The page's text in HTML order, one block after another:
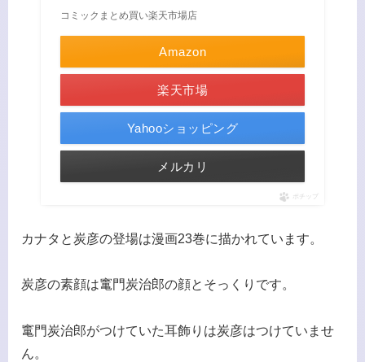
コミックまとめ買い楽天市場店
Amazon
楽天市場
Yahooショッピング
メルカリ
ポチップ
カナタと炭彦の登場は漫画23巻に描かれています。
炭彦の素顔は竃門炭治郎の顔とそっくりです。
竃門炭治郎がつけていた耳飾りは炭彦はつけていませ
ん。